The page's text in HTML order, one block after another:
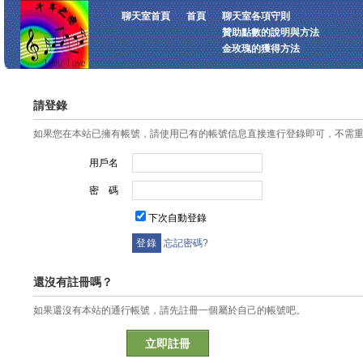
聊天室首頁 首頁
聊天室各項守則
贊助點數的說明與方法
金玫瑰的獲得方法
請登錄
如果您在本站已擁有帳號，請使用已有的帳號信息直接進行登錄即可，不需
用戶名
密 碼
下次自動登錄
忘記密碼?
還沒有註冊嗎？
如果還沒有本站的通行帳號，請先註冊一個屬於自己的帳號吧。
立即註冊